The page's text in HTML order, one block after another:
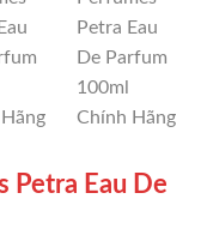
Petra Eau De